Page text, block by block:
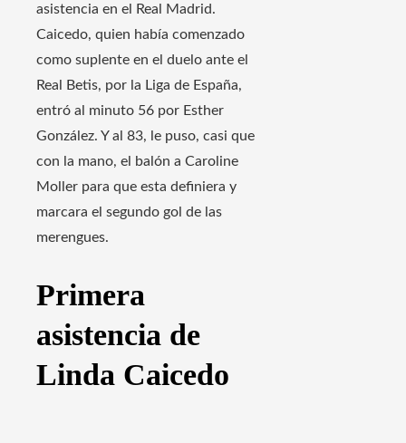
asistencia en el Real Madrid.
Caicedo, quien había comenzado
como suplente en el duelo ante el
Real Betis, por la Liga de España,
entró al minuto 56 por Esther
González. Y al 83, le puso, casi que
con la mano, el balón a Caroline
Moller para que esta definiera y
marcara el segundo gol de las
merengues.
Primera
asistencia de
Linda Caicedo